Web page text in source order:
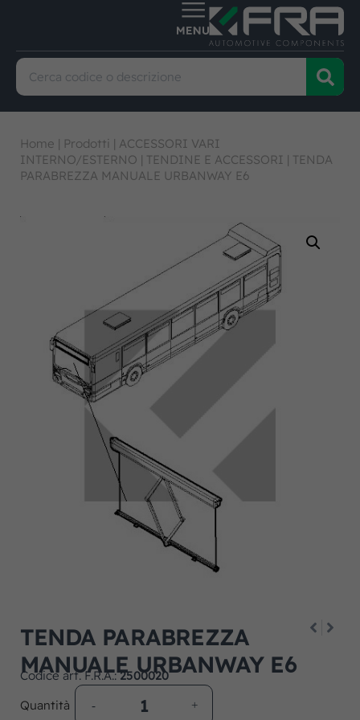
Home | Prodotti | ACCESSORI VARI
INTERNO/ESTERNO | TENDINE E ACCESSORI | TENDA
PARABREZZA MANUALE URBANWAY E6
TENDA PARABREZZA
MANUALE URBANWAY E6
Codice art. F.R.A.:2500020
Quantità